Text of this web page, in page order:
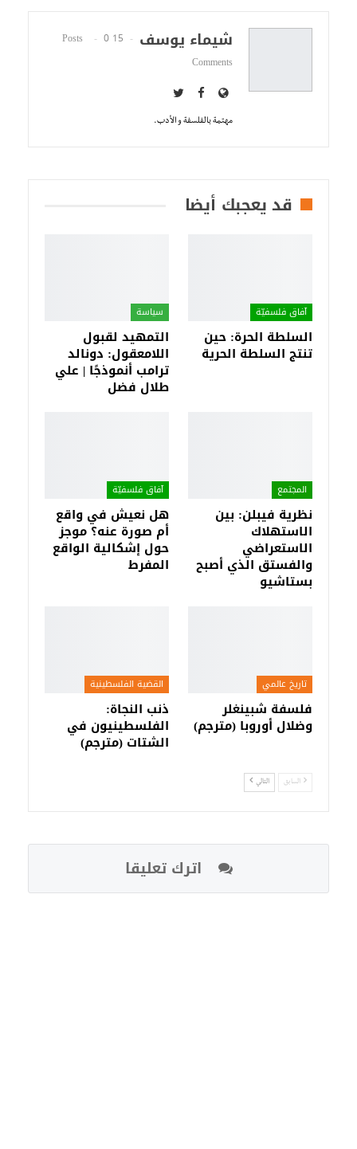
شيماء يوسف 15 Posts
0
Comments
مهتمة بالفلسفة و الأدب.
قد يعجبك أيضا
آفاق فلسفيّة‎
السلطة الحرة: حين
تنتج السلطة الحرية
سياسة
التمهيد لقبول
اللامعقول: دونالد
ترامب أنموذجًا | علي
طلال فضل
المجتمع
نظرية فيبلن: بين
الاستهلاك
الاستعراضي
والفستق الذي أصبح
بستاشيو
آفاق فلسفيّة‎
هل نعيش في واقع
أم صورة عنه؟ موجز
حول إشكالية الواقع
المفرط
تاريخ عالمي
فلسفة شبينغلر
وضلال أوروبا (مترجم)
القضية الفلسطينية
ذنب النجاة:
الفلسطينيون في
الشتات (مترجم)
السابق التالي
اترك تعليقا